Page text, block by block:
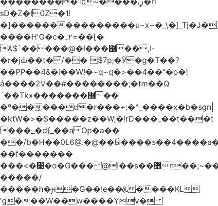
sD�Z�I0Z�1!
�]������
����H'G�c�_٢=��[�
&$`�����@�Ӏ���޶��,l-
�r�jԂ��t�/�� $7p;�Ӳ�g�T��?
��PP��4&�i��W!�~q~q�>��4��"�o�!
á����2V��#�� ������;�tm��Q
´��Tkx�������޶��
�º��͖���d�r���+:�^_����x�b�sgn|
�ktW�>�S�����z��W;�!rD���_��t���t
���_�d{_��aOp�a��
��/
��f�������
���<�׭�o�G��� @ǀ��s��޻n��;~��3R�˿�^r���iV��I $������#�Lы�����d�����E}
�����/
�����h�ԩ�G��!e��ܞ����KL
'g���W��w����Yv�